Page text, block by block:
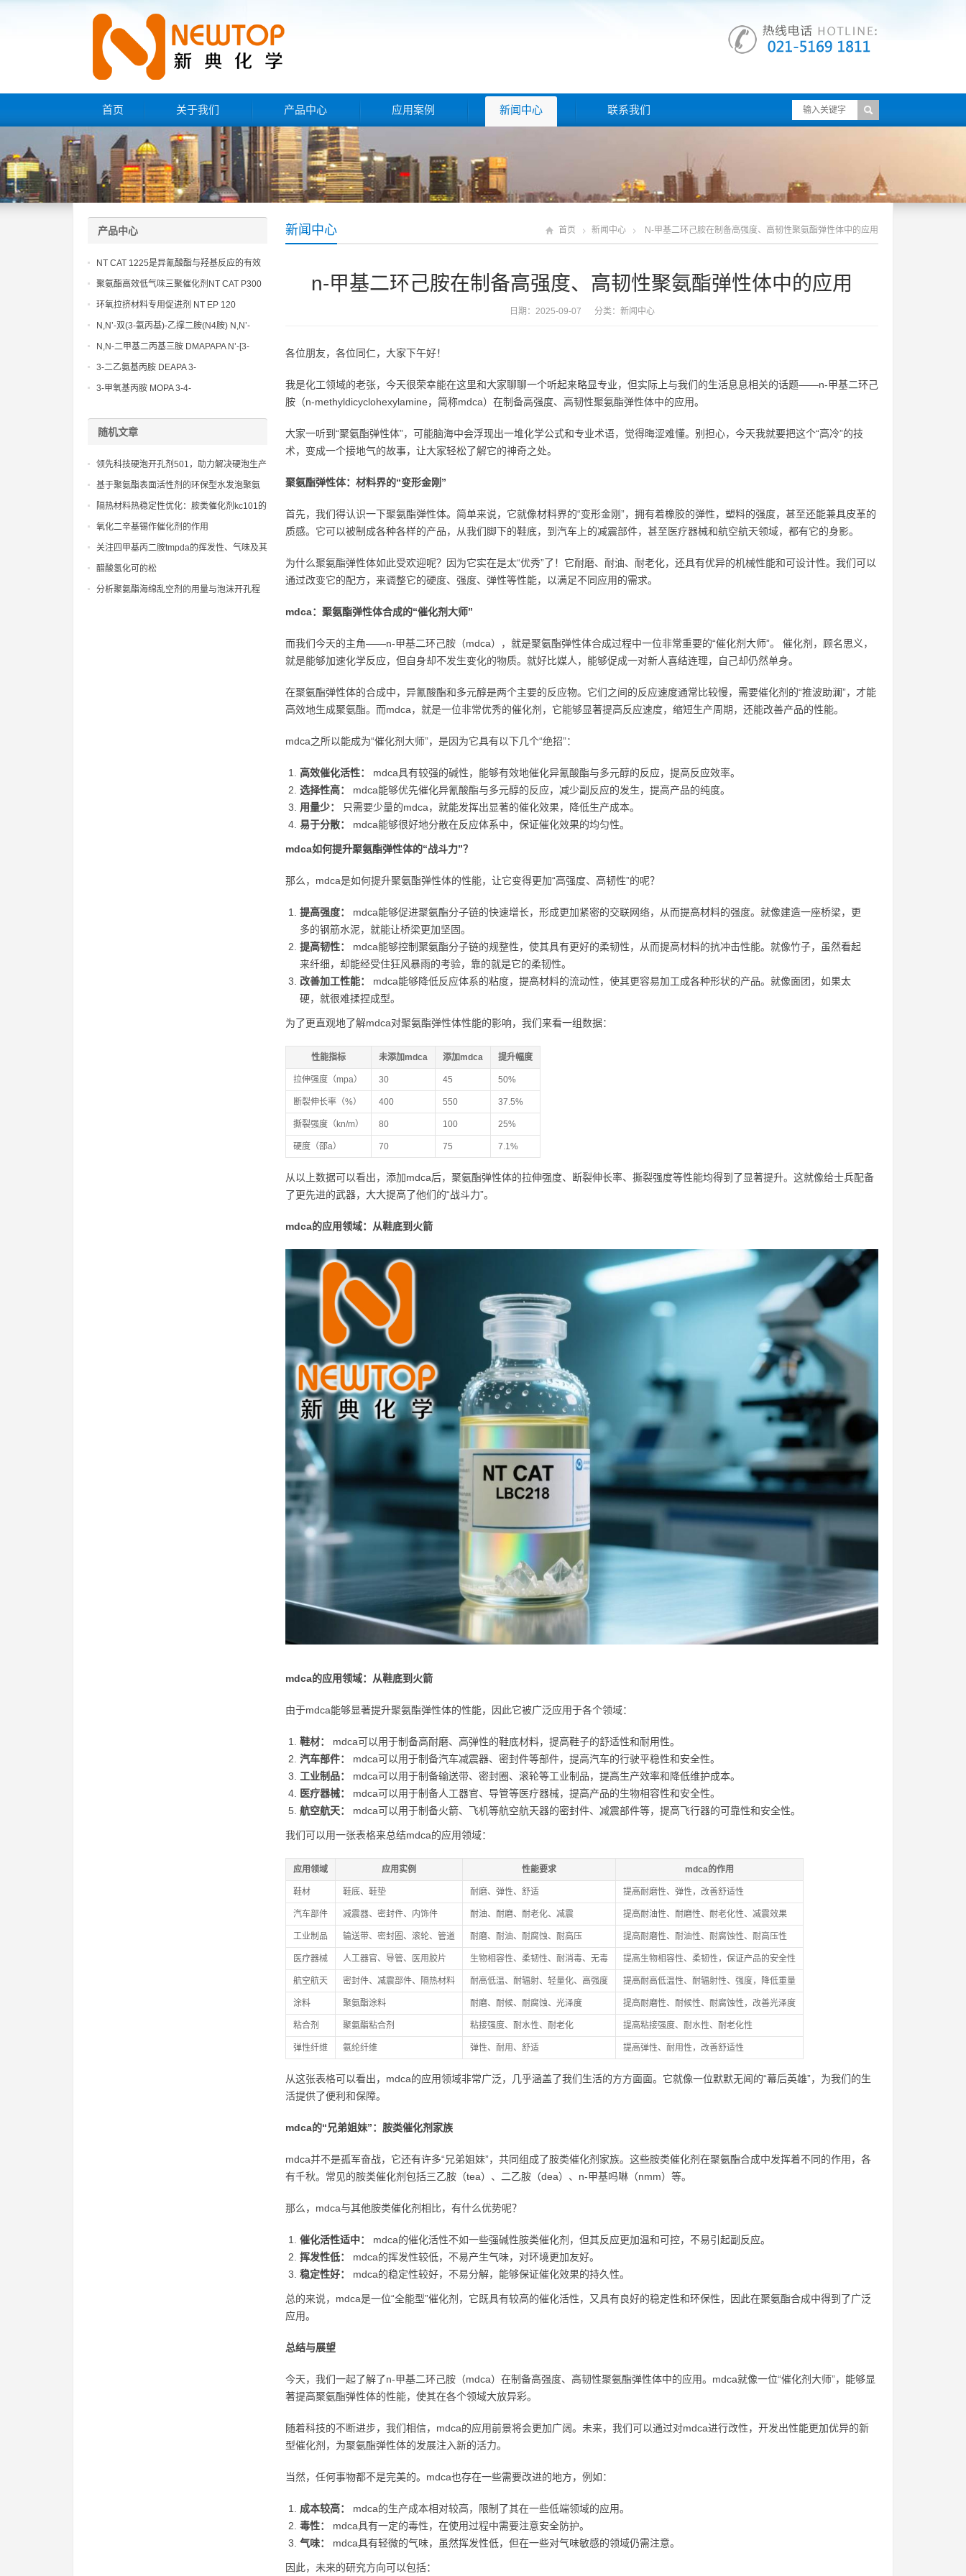
首页 关于我们 产品中心 应用案例 新闻中心 联系我们
新闻中心 首页 新闻中心 N-甲基二环己胺在制备高强度、高韧性聚氨酯弹性体中的应用
n-甲基二环己胺在制备高强度、高韧性聚氨酯弹性体中的应用
日期：2025-09-07 分类： 新闻中心
各位朋友，各位同仁，大家下午好！
我是化工领域的老张，今天很荣幸能在这里和大家聊聊一个听起来略显专业，但实际上与我们的生活息息相关的话题——n-甲基二环己
胺（n-methyldicyclohexylamine，简称mdca）在制备高强度、高韧性聚氨酯弹性体中的应用。
大家一听到“聚氨酯弹性体”，可能脑海中会浮现出一堆化学公式和专业术语，觉得晦涩难懂。别担心，今天我就要把这个“高冷”的技
术，变成一个接地气的故事，让大家轻松了解它的神奇之处。
聚氨酯弹性体：材料界的“变形金刚”
首先，我们得认识一下聚氨酯弹性体。简单来说，它就像材料界的“变形金刚”，拥有着橡胶的弹性，塑料的强度，甚至还能兼具皮革的
质感。它可以被制成各种各样的产品，从我们脚下的鞋底，到汽车上的减震部件，甚至医疗器械和航空航天领域，都有它的身影。
为什么聚氨酯弹性体如此受欢迎呢？因为它实在是太“优秀”了！它耐磨、耐油、耐老化，还具有优异的机械性能和可设计性。我们可以
通过改变它的配方，来调整它的硬度、强度、弹性等性能，以满足不同应用的需求。
mdca：聚氨酯弹性体合成的“催化剂大师”
而我们今天的主角——n-甲基二环己胺（mdca），就是聚氨酯弹性体合成过程中一位非常重要的“催化剂大师”。 催化剂，顾名思义，
就是能够加速化学反应，但自身却不发生变化的物质。就好比媒人，能够促成一对新人喜结连理，自己却仍然单身。
在聚氨酯弹性体的合成中，异氰酸酯和多元醇是两个主要的反应物。它们之间的反应速度通常比较慢，需要催化剂的“推波助澜”，才能
高效地生成聚氨酯。而mdca，就是一位非常优秀的催化剂，它能够显著提高反应速度，缩短生产周期，还能改善产品的性能。
mdca之所以能成为“催化剂大师”，是因为它具有以下几个“绝招”：
高效催化活性：
mdca具有较强的碱性，能够有效地催化异氰酸酯与多元醇的反应，提高反应效率。
选择性高：
mdca能够优先催化异氰酸酯与多元醇的反应，减少副反应的发生，提高产品的纯度。
用量少：
只需要少量的mdca，就能发挥出显著的催化效果，降低生产成本。
易于分散：
mdca能够很好地分散在反应体系中，保证催化效果的均匀性。
mdca如何提升聚氨酯弹性体的“战斗力”？
那么，mdca是如何提升聚氨酯弹性体的性能，让它变得更加“高强度、高韧性”的呢？
提高强度：
mdca能够促进聚氨酯分子链的快速增长，形成更加紧密的交联网络，从而提高材料的强度。就像建造一座桥梁，更
多的钢筋水泥，就能让桥梁更加坚固。
提高韧性：
mdca能够控制聚氨酯分子链的规整性，使其具有更好的柔韧性，从而提高材料的抗冲击性能。就像竹子，虽然看起
来纤细，却能经受住狂风暴雨的考验，靠的就是它的柔韧性。
改善加工性能：
mdca能够降低反应体系的粘度，提高材料的流动性，使其更容易加工成各种形状的产品。就像面团，如果太
硬，就很难揉捏成型。
为了更直观地了解mdca对聚氨酯弹性体性能的影响，我们来看一组数据：
性能指标 未添加mdca 添加mdca 提升幅度
拉伸强度（mpa） 30 45 50%
断裂伸长率（%） 400 550 37.5%
撕裂强度（kn/m） 80 100 25%
硬度（邵a） 70 75 7.1%
从以上数据可以看出，添加mdca后，聚氨酯弹性体的拉伸强度、断裂伸长率、撕裂强度等性能均得到了显著提升。这就像给士兵配备
了更先进的武器，大大提高了他们的“战斗力”。
mdca的应用领域：从鞋底到火箭
mdca的应用领域：从鞋底到火箭
由于mdca能够显著提升聚氨酯弹性体的性能，因此它被广泛应用于各个领域：
鞋材：
mdca可以用于制备高耐磨、高弹性的鞋底材料，提高鞋子的舒适性和耐用性。
汽车部件：
mdca可以用于制备汽车减震器、密封件等部件，提高汽车的行驶平稳性和安全性。
工业制品：
mdca可以用于制备输送带、密封圈、滚轮等工业制品，提高生产效率和降低维护成本。
医疗器械：
mdca可以用于制备人工器官、导管等医疗器械，提高产品的生物相容性和安全性。
航空航天：
mdca可以用于制备火箭、飞机等航空航天器的密封件、减震部件等，提高飞行器的可靠性和安全性。
我们可以用一张表格来总结mdca的应用领域：
应用领域 应用实例 性能要求 mdca的作用
鞋材 鞋底、鞋垫 耐磨、弹性、舒适 提高耐磨性、弹性，改善舒适性
汽车部件 减震器、密封件、内饰件 耐油、耐磨、耐老化、减震 提高耐油性、耐磨性、耐老化性、减震效果
工业制品 输送带、密封圈、滚轮、管道 耐磨、耐油、耐腐蚀、耐高压 提高耐磨性、耐油性、耐腐蚀性、耐高压性
医疗器械 人工器官、导管、医用胶片 生物相容性、柔韧性、耐消毒、无毒 提高生物相容性、柔韧性，保证产品的安全性
航空航天 密封件、减震部件、隔热材料 耐高低温、耐辐射、轻量化、高强度 提高耐高低温性、耐辐射性、强度，降低重量
涂料 聚氨酯涂料 耐磨、耐候、耐腐蚀、光泽度 提高耐磨性、耐候性、耐腐蚀性，改善光泽度
粘合剂 聚氨酯粘合剂 粘接强度、耐水性、耐老化 提高粘接强度、耐水性、耐老化性
弹性纤维 氨纶纤维 弹性、耐用、舒适 提高弹性、耐用性，改善舒适性
从这张表格可以看出，mdca的应用领域非常广泛，几乎涵盖了我们生活的方方面面。它就像一位默默无闻的“幕后英雄”，为我们的生
活提供了便利和保障。
mdca的“兄弟姐妹”：胺类催化剂家族
mdca并不是孤军奋战，它还有许多“兄弟姐妹”，共同组成了胺类催化剂家族。这些胺类催化剂在聚氨酯合成中发挥着不同的作用，各
有千秋。常见的胺类催化剂包括三乙胺（tea）、二乙胺（dea）、n-甲基吗啉（nmm）等。
那么，mdca与其他胺类催化剂相比，有什么优势呢？
催化活性适中：
mdca的催化活性不如一些强碱性胺类催化剂，但其反应更加温和可控，不易引起副反应。
挥发性低：
mdca的挥发性较低，不易产生气味，对环境更加友好。
稳定性好：
mdca的稳定性较好，不易分解，能够保证催化效果的持久性。
总的来说，mdca是一位“全能型”催化剂，它既具有较高的催化活性，又具有良好的稳定性和环保性，因此在聚氨酯合成中得到了广泛
应用。
总结与展望
今天，我们一起了解了n-甲基二环己胺（mdca）在制备高强度、高韧性聚氨酯弹性体中的应用。mdca就像一位“催化剂大师”，能够显
著提高聚氨酯弹性体的性能，使其在各个领域大放异彩。
随着科技的不断进步，我们相信，mdca的应用前景将会更加广阔。未来，我们可以通过对mdca进行改性，开发出性能更加优异的新
型催化剂，为聚氨酯弹性体的发展注入新的活力。
当然，任何事物都不是完美的。mdca也存在一些需要改进的地方，例如：
成本较高：
mdca的生产成本相对较高，限制了其在一些低端领域的应用。
毒性：
mdca具有一定的毒性，在使用过程中需要注意安全防护。
气味：
mdca具有轻微的气味，虽然挥发性低，但在一些对气味敏感的领域仍需注意。
因此，未来的研究方向可以包括：
产品中心
NT CAT 1225是异氰酸酯与羟基反应的有效
催化剂
聚氨酯高效低气味三聚催化剂NT CAT P300
环氧拉挤材料专用促进剂 NT EP 120
N,N’-双(3-氨丙基)-乙撑二胺(N4胺) N,N’-
Bis(3-aminopropyl)-ethylenediamine CAS
No10563-26-5
N,N-二甲基二丙基三胺 DMAPAPA N’-[3-
(dimethylamino)propyllpropane-1,3-
diamine CAS No10563-29-8
3-二乙氨基丙胺 DEAPA 3-
(Diethylamino)propylamine CAS No 104-
3-甲氧基丙胺 MOPA 3-4-
随机文章
领先科技硬泡开孔剂501，助力解决硬泡生产
中的开孔难题
基于聚氨酯表面活性剂的环保型水发泡聚氨
酯体系性能优化
隔热材料热稳定性优化：胺类催化剂kc101的
技术分析
氧化二辛基锡作催化剂的作用
关注四甲基丙二胺tmpda的挥发性、气味及其
对工作环境的影响
醋酸氢化可的松
分析聚氨酯海绵乱空剂的用量与泡沫开孔程